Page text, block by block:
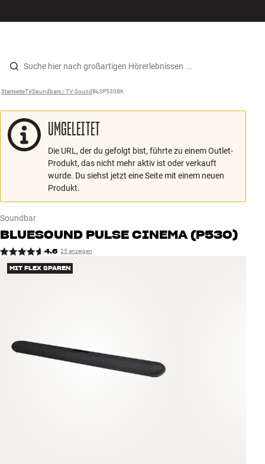
Zum Inhalt wechseln
Lautsprecher
Kopfhörer
Surround
Kabel
Zubehör
NEUHEITEN
Startseite ›
TV ›
Soundbars / TV-Sound ›
BLSP530BK
UMGELEITET
Die URL, der du gefolgt bist, führte zu einem Outlet-
Produkt, das nicht mehr aktiv ist oder verkauft
wurde. Du siehst jetzt eine Seite mit einem neuen
Produkt.
Soundbar
BLUESOUND PULSE CINEMA (P530)
4.6 25 anzeigen
MIT FLEX SPAREN